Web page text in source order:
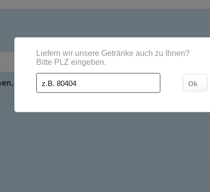
Städten, Orten und Postleitzahl-Gebieten geliefert